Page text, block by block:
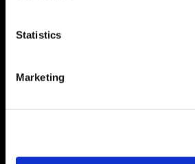
Statistics
Marketing